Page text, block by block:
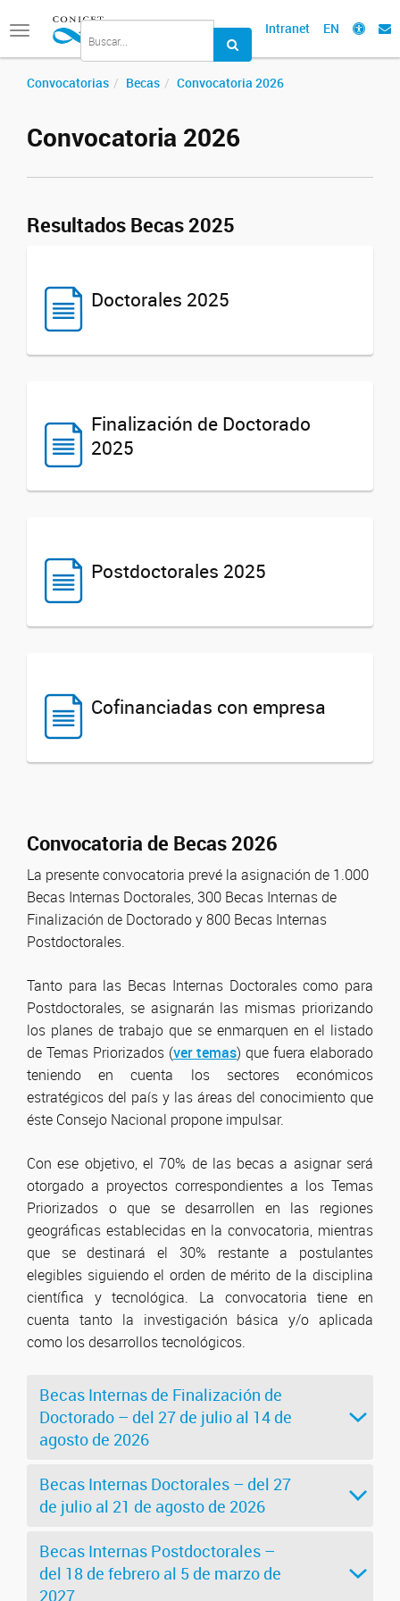
Toggle
navigation
Intranet EN
Convocatorias Becas Convocatoria 2026
Convocatoria 2026
Resultados Becas 2025
Doctorales 2025
Finalización de Doctorado
2025
Postdoctorales 2025
Cofinanciadas con empresa
Convocatoria de Becas 2026
La presente convocatoria prevé la asignación de 1.000
Becas Internas Doctorales, 300 Becas Internas de
Finalización de Doctorado y 800 Becas Internas
Postdoctorales.
Tanto para las Becas Internas Doctorales como para
Postdoctorales, se asignarán las mismas priorizando
los planes de trabajo que se enmarquen en el listado
de Temas Priorizados (ver temas) que fuera elaborado
teniendo en cuenta los sectores económicos
estratégicos del país y las áreas del conocimiento que
éste Consejo Nacional propone impulsar.
Con ese objetivo, el 70% de las becas a asignar será
otorgado a proyectos correspondientes a los Temas
Priorizados o que se desarrollen en las regiones
geográficas establecidas en la convocatoria, mientras
que se destinará el 30% restante a postulantes
elegibles siguiendo el orden de mérito de la disciplina
científica y tecnológica. La convocatoria tiene en
cuenta tanto la investigación básica y/o aplicada
como los desarrollos tecnológicos.
Becas Internas de Finalización de
Doctorado – del 27 de julio al 14 de
agosto de 2026
Becas Internas Doctorales – del 27
de julio al 21 de agosto de 2026
Becas Internas Postdoctorales –
del 18 de febrero al 5 de marzo de
2027